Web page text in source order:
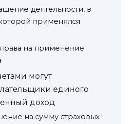
деятельности, в
применялся
на применение
могут
единого
доход
на сумму страховых